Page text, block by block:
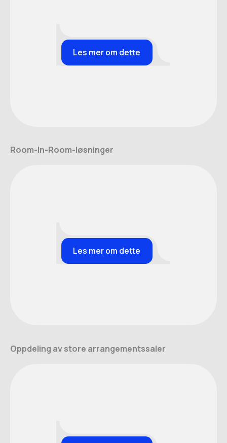
Les mer om dette
Room-In-Room-løsninger
Les mer om dette
Oppdeling av store arrangementssaler